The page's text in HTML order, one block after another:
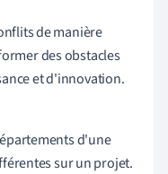
de manière
des obstacles
et d'innovation.
d'une
sur un projet.